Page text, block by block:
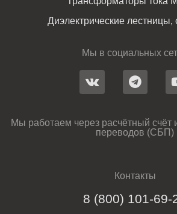
Диэлектрические лестницы,
Мы в социальных
Мы работаем через расчётный счёт
переводов (СБП)
Контакты
8 (800) 101-69-